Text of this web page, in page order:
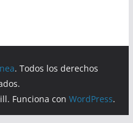
. Todos los derechos
Funciona conWordPress.